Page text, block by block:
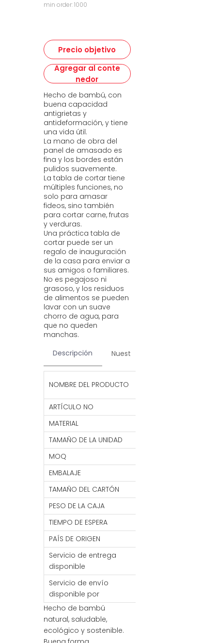
min order: 1000
Precio objetivo
Agregar al conte
nedor
Hecho de bambú, con
buena capacidad
antigrietas y
antideformación, y tiene
una vida útil.
La mano de obra del
panel de amasado es
fina y los bordes están
pulidos suavemente.
La tabla de cortar tiene
múltiples funciones, no
solo para amasar
fideos, sino también
para cortar carne, frutas
y verduras.
Una práctica tabla de
cortar puede ser un
regalo de inauguración
de la casa para enviar a
sus amigos o familiares.
No es pegajoso ni
grasoso, y los residuos
de alimentos se pueden
lavar con un suave
chorro de agua, para
que no queden
manchas.
Descripción
Nuestros servicios
NOMBRE DEL PRODUCTO
ARTÍCULO NO
MATERIAL
TAMAÑO DE LA UNIDAD
MOQ
EMBALAJE
TAMAÑO DEL CARTÓN
PESO DE LA CAJA
TIEMPO DE ESPERA
PAÍS DE ORIGEN
Servicio de entrega
disponible
Servicio de envío
disponible por
Hecho de bambú
natural, saludable,
ecológico y sostenible.